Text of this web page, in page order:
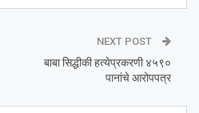
NEXT POST
बाबा सिद्धीकी हत्येप्रकरणी ४५९०
पानांचे आरोपपत्र